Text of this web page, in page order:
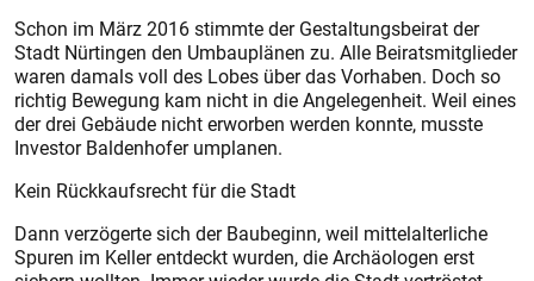
Schon im März 2016 stimmte der Gestaltungsbeirat der
Stadt Nürtingen den Umbauplänen zu. Alle Beiratsmitglieder
waren damals voll des Lobes über das Vorhaben. Doch so
richtig Bewegung kam nicht in die Angelegenheit. Weil eines
der drei Gebäude nicht erworben werden konnte, musste
Investor Baldenhofer umplanen.
Kein Rückkaufsrecht für die Stadt
Dann verzögerte sich der Baubeginn, weil mittelalterliche
Spuren im Keller entdeckt wurden, die Archäologen erst